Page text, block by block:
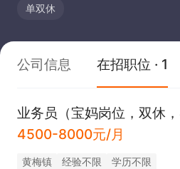
单双休
公司信息 在招职位 · 1
业务员（宝妈岗位，双休
4500-8000元/月
黄梅镇 经验不限 学历不限